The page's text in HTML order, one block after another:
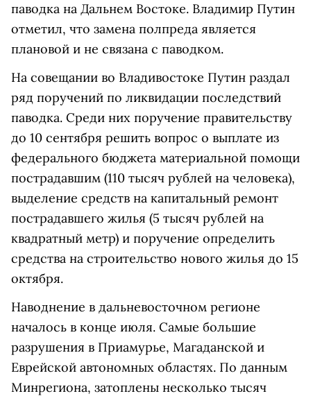
паводка на Дальнем Востоке. Владимир Путин
отметил, что замена полпреда является
плановой и не связана с паводком.
На совещании во Владивостоке Путин раздал
ряд поручений по ликвидации последствий
паводка. Среди них поручение правительству
до 10 сентября решить вопрос о выплате из
федерального бюджета материальной помощи
пострадавшим (110 тысяч рублей на человека),
выделение средств на капитальный ремонт
пострадавшего жилья (5 тысяч рублей на
квадратный метр) и поручение определить
средства на строительство нового жилья до 15
октября.
Наводнение в дальневосточном регионе
началось в конце июля. Самые большие
разрушения в Приамурье, Магаданской и
Еврейской автономных областях. По данным
Минрегиона, затоплены несколько тысяч